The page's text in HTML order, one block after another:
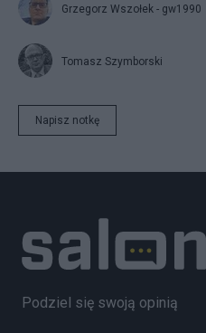
Grzegorz Wszołek - gw1990
Tomasz Szymborski
Napisz notkę
Podziel się swoją opinią